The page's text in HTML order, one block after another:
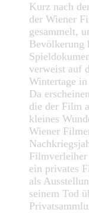
Kurz nach
der Wiener
gesammelt,
Bevölkerung
verweist auf
Wintertage
Da
die der Film
kleines
Wiener
ein privates
als
seinem Tod